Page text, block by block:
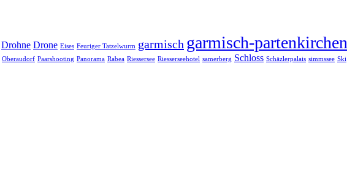
Drohne Drone Eises Feuriger Tatzelwurm garmisch garmisch-partenkirchen
Oberaudorf Paarshooting Panorama Rabea Riessersee Riesserseehotel samerberg Schloss Schäzlerpalais simmssee Ski